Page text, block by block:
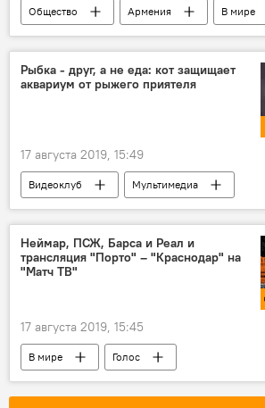
Общество Армения
В мире
Одесса
гостиница
пожар
армяне
Рыбка - друг, а не еда: кот защищает
аквариум от рыжего приятеля
17 августа 2019, 15:49
Видеоклуб Мультимедиа
Неймар, ПСЖ, Барса и Реал и
трансляция "Порто" – "Краснодар" на
"Матч ТВ"
17 августа 2019, 15:45
В мире Голос